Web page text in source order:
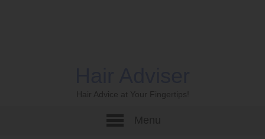
Hair Advice at Your Fingertips!